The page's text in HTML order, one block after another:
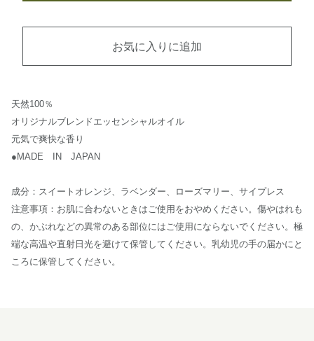
お気に入りに追加
天然100％
オリジナルブレンドエッセンシャルオイル
元気で爽快な香り
●MADE IN JAPAN
成分：スイートオレンジ、ラベンダー、ローズマリー、サイプレス
注意事項：お肌に合わないときはご使用をおやめください。傷やはれも
の、かぶれなどの異常のある部位にはご使用にならないでください。極
端な高温や直射日光を避けて保管してください。乳幼児の手の届かにと
ころに保管してください。